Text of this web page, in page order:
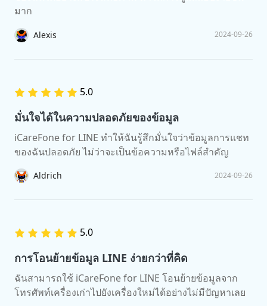
มาก
Alexis 2024-09-26
5.0
มั่นใจได้ในความปลอดภัยของข้อมูล
iCareFone for LINE ทำให้ฉันรู้สึกมั่นใจว่าข้อมูลการแชท
ของฉันปลอดภัย ไม่ว่าจะเป็นข้อความหรือไฟล์สำคัญ
Aldrich 2024-09-26
5.0
การโอนย้ายข้อมูล LINE ง่ายกว่าที่คิด
ฉันสามารถใช้ iCareFone for LINE โอนย้ายข้อมูลจาก
โทรศัพท์เครื่องเก่าไปยังเครื่องใหม่ได้อย่างไม่มีปัญหาเลย